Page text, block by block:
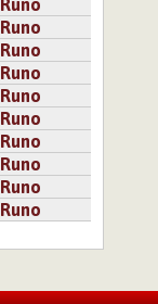
Runo
Runo
Runo
Runo
Runo
Runo
Runo
Runo
Runo
Runo